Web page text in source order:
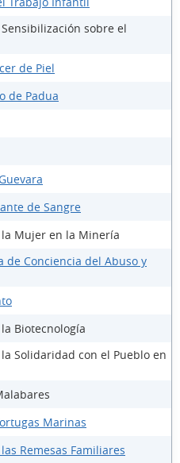
sobre el
de Piel
de Padua
de Sangre
Mujer en la Minería
de Conciencia del Abuso y
Biotecnología
Solidaridad con el Pueblo en
Marinas
Remesas Familiares